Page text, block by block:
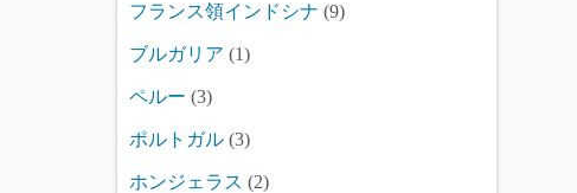
フランス領インドシナ (9)
ブルガリア (1)
ペルー (3)
ポルトガル (3)
ホンジェラス (2)